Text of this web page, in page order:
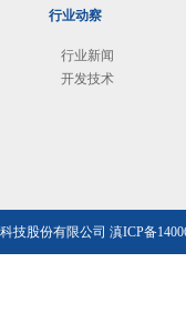
行业动察
行业新闻
开发技术
技股份有限公司 滇ICP备